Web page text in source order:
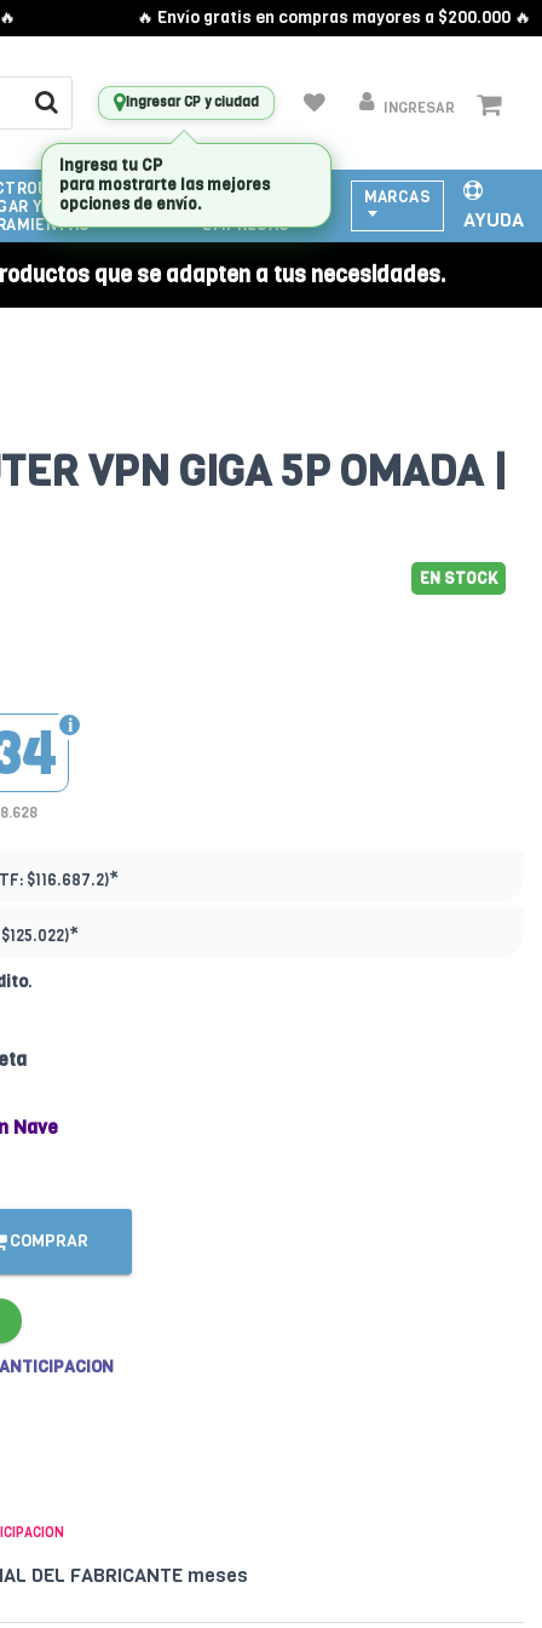
🔥 Envío gratis en compras mayores a $200.000 🔥
Ingresar CP y ciudad INGRESAR
Y
ATENCIÓN
EMPRESAS
MARCAS
AYUDA
que se adapten a tus necesidades.
VPN GIGA 5P OMADA |
EN STOCK
$116.687.2)*
$125.022)*
.
Nave
COMPRAR
DEL FABRICANTE meses